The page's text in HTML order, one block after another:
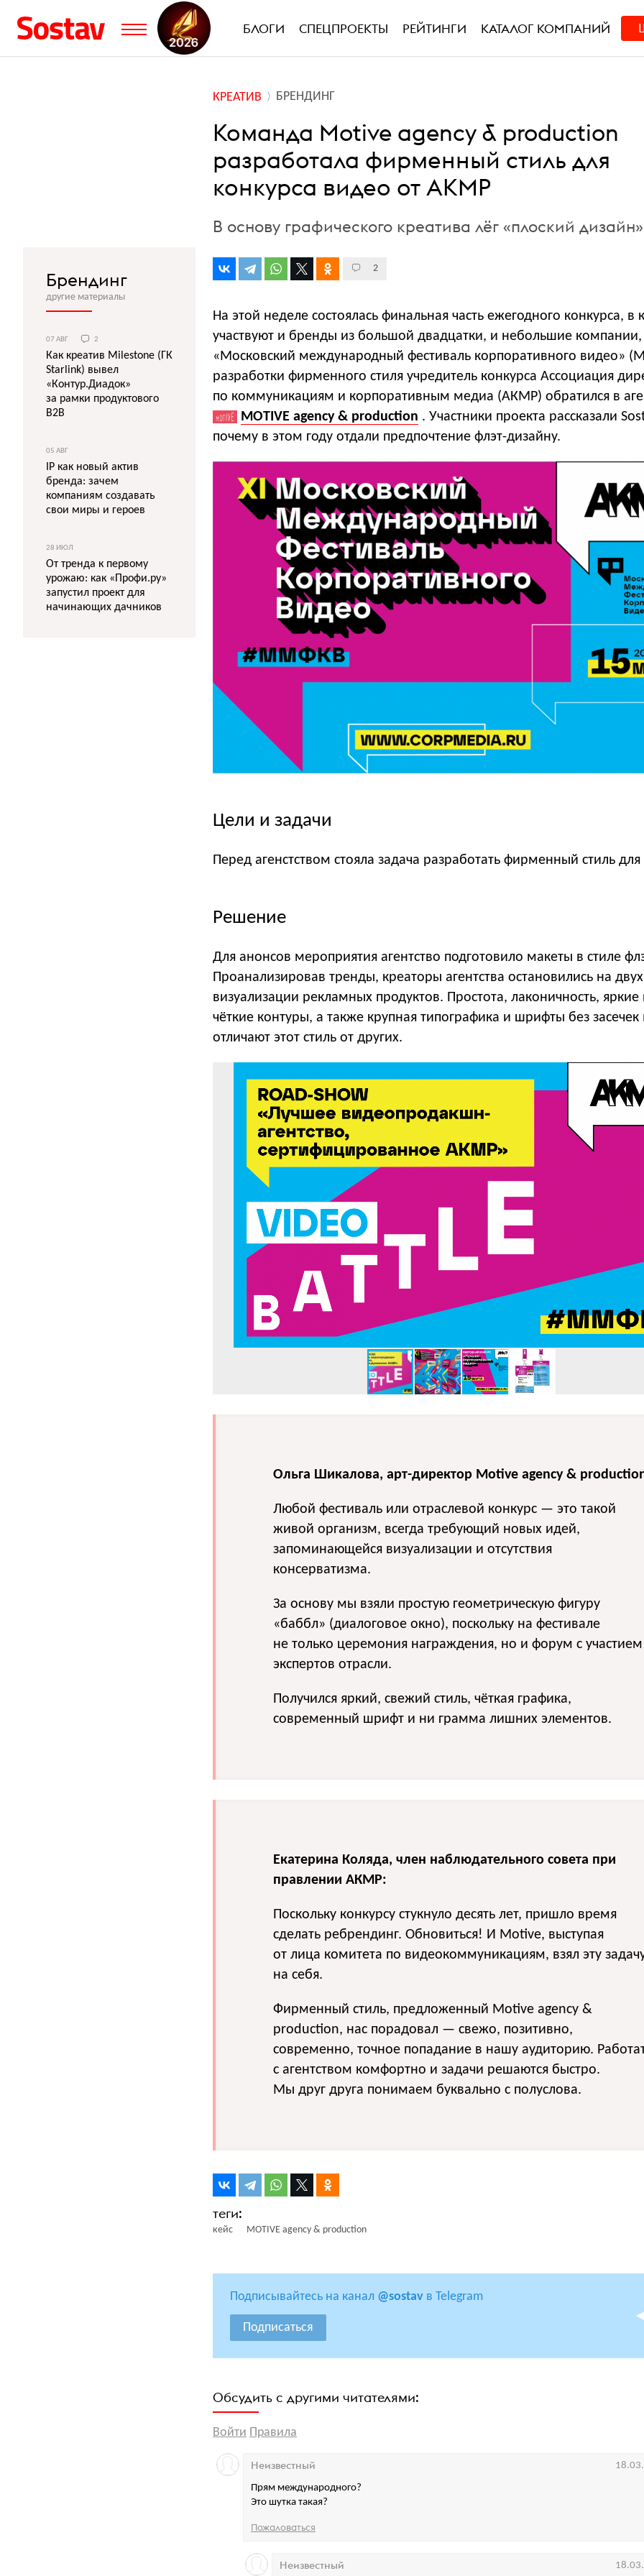
БЛОГИ СПЕЦПРОЕКТЫ РЕЙТИНГИ КАТАЛОГ КОМПАНИЙ
КРЕАТИВ БРЕНДИНГ
Команда Motive agency & production
разработала фирменный стиль для
конкурса видео от АКМР
В основу графического креатива лёг «плоский дизайн»
2
На этой неделе состоялась финальная часть ежегодного конкурса, в
участвуют и бренды из большой двадцатки, и небольшие компании,
«Московский международный фестиваль корпоративного видео»
разработки фирменного стиля учредитель конкурса Ассоциация
по коммуникациям и корпоративным медиа (АКМР) обратился в
MOTIVE agency & production . Участники проекта рассказали
почему в этом году отдали предпочтение флэт-дизайну.
Цели и задачи
Перед агенстством стояла задача разработать фирменный стиль для
Решение
Для анонсов мероприятия агентство подготовило макеты в стиле
Проанализировав тренды, креаторы агентства остановились на
визуализации рекламных продуктов. Простота, лаконичность, яркие
чёткие контуры, а также крупная типографика и шрифты без
отличают этот стиль от других.
Ольга Шикалова, арт-директор Motive agency &
Любой фестиваль или отраслевой конкурс — это такой
живой организм, всегда требующий новых идей,
запоминающейся визуализации и отсутствия
консерватизма.
За основу мы взяли простую геометрическую фигуру
«баббл» (диалоговое окно), поскольку на фестивале
не только церемония награждения, но и форум с участием
экспертов отрасли.
Получился яркий, свежий стиль, чёткая графика,
современный шрифт и ни грамма лишних элементов.
Екатерина Коляда, член наблюдательного совета при
правлении АКМР:
Поскольку конкурсу стукнуло десять лет, пришло время
сделать ребрендинг. Обновиться! И Motive, выступая
от лица комитета по видеокоммуникациям, взял эту
на себя.
Фирменный стиль, предложенный Motive agency &
production, нас порадовал — свежо, позитивно,
современно, точное попадание в нашу аудиторию.
с агентством комфортно и задачи решаются быстро.
Мы друг друга понимаем буквально с полуслова.
кейс MOTIVE agency & production
Подписывайтесь на канал @sostav в Telegram
Подписаться
Обсудить с другими читателями:
Войти Правила
Прям международного?
Это шутка такая?
Неизвестный
Пожаловаться
Неизвестный
Брендинг
другие материалы
07 АВГ 2
Как креатив Milestone (ГК
Starlink) вывел
«Контур.Диадок»
за рамки продуктового
B2B
05 АВГ
IP как новый актив
бренда: зачем
компаниям создавать
свои миры и героев
28 ИЮЛ
От тренда к первому
урожаю: как «Профи.ру»
запустил проект для
начинающих дачников